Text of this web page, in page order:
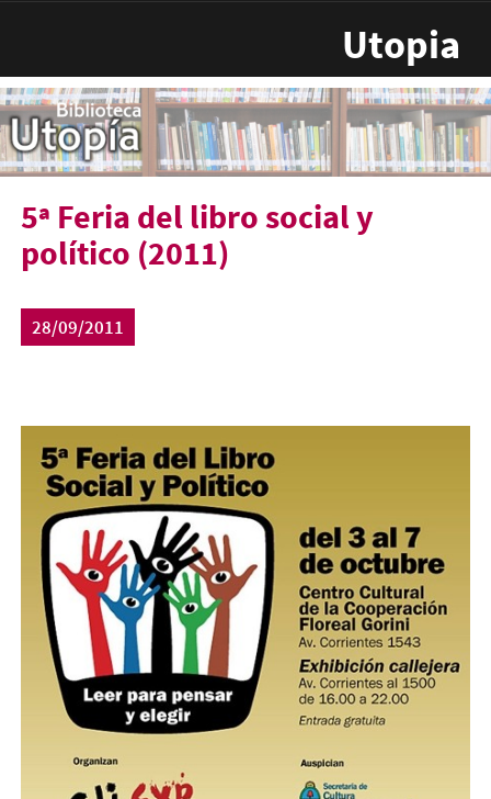
Utopia
5ª Feria del libro social y
político (2011)
28/09/2011
5ferialibrosocialypolitico1.jpg